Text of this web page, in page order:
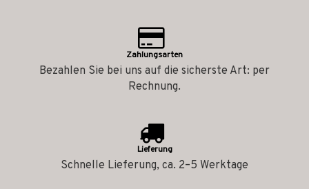
Zahlungsarten
Bezahlen Sie bei uns auf die sicherste Art: per
Rechnung.
Lieferung
Schnelle Lieferung, ca. 2–5 Werktage